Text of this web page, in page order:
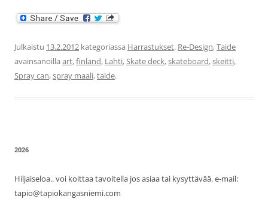
Julkaistu 13.2.2012 kategoriassa Harrastukset, Re-Design,Taide
avainsanoilla art,finland, Lahti,Skate deck,skateboard,skeitti,
Spray can,spray maali,taide.
2026
Hiljaiseloa.. voi koittaa tavoitella jos asiaa tai kysyttävää. e-mail:
tapio@tapiokangasniemi.com